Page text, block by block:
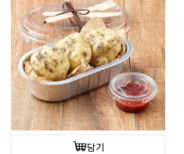
담기